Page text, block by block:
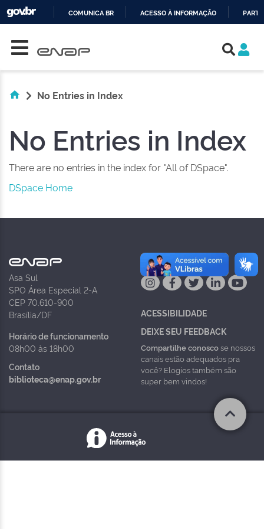
COMUNICA BR ACESSO À INFORMAÇÃO
No Entries in Index
No Entries in Index
There are no entries in the index for "All of DSpace".
DSpace Home
Asa Sul
SPO Área Especial 2-A
CEP 70.610-900
Brasília/DF
Horário de funcionamento
08h00 às 18h00
Contato
biblioteca@enap.gov.br
NAS REDES
ACESSIBILIDADE
DEIXE SEU FEEDBACK
Compartilhe conoscose nossos
canais estão adequados pra
você? Elogios também são
super bem vindos!